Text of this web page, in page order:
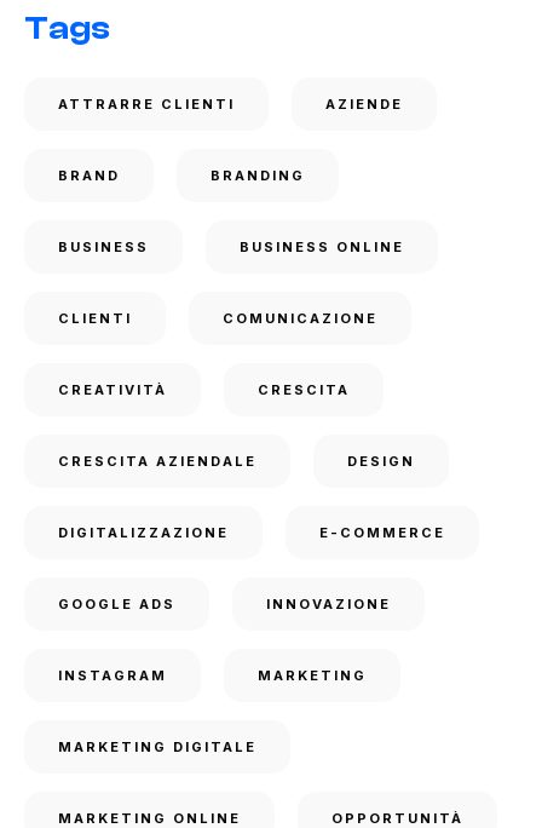
Tags
ATTRARRE CLIENTI AZIENDE
BRAND BRANDING
BUSINESS BUSINESS ONLINE
CLIENTI COMUNICAZIONE
CREATIVITÀ CRESCITA
CRESCITA AZIENDALE DESIGN
DIGITALIZZAZIONE E-COMMERCE
GOOGLE ADS INNOVAZIONE
INSTAGRAM MARKETING
MARKETING DIGITALE
MARKETING ONLINE OPPORTUNITÀ